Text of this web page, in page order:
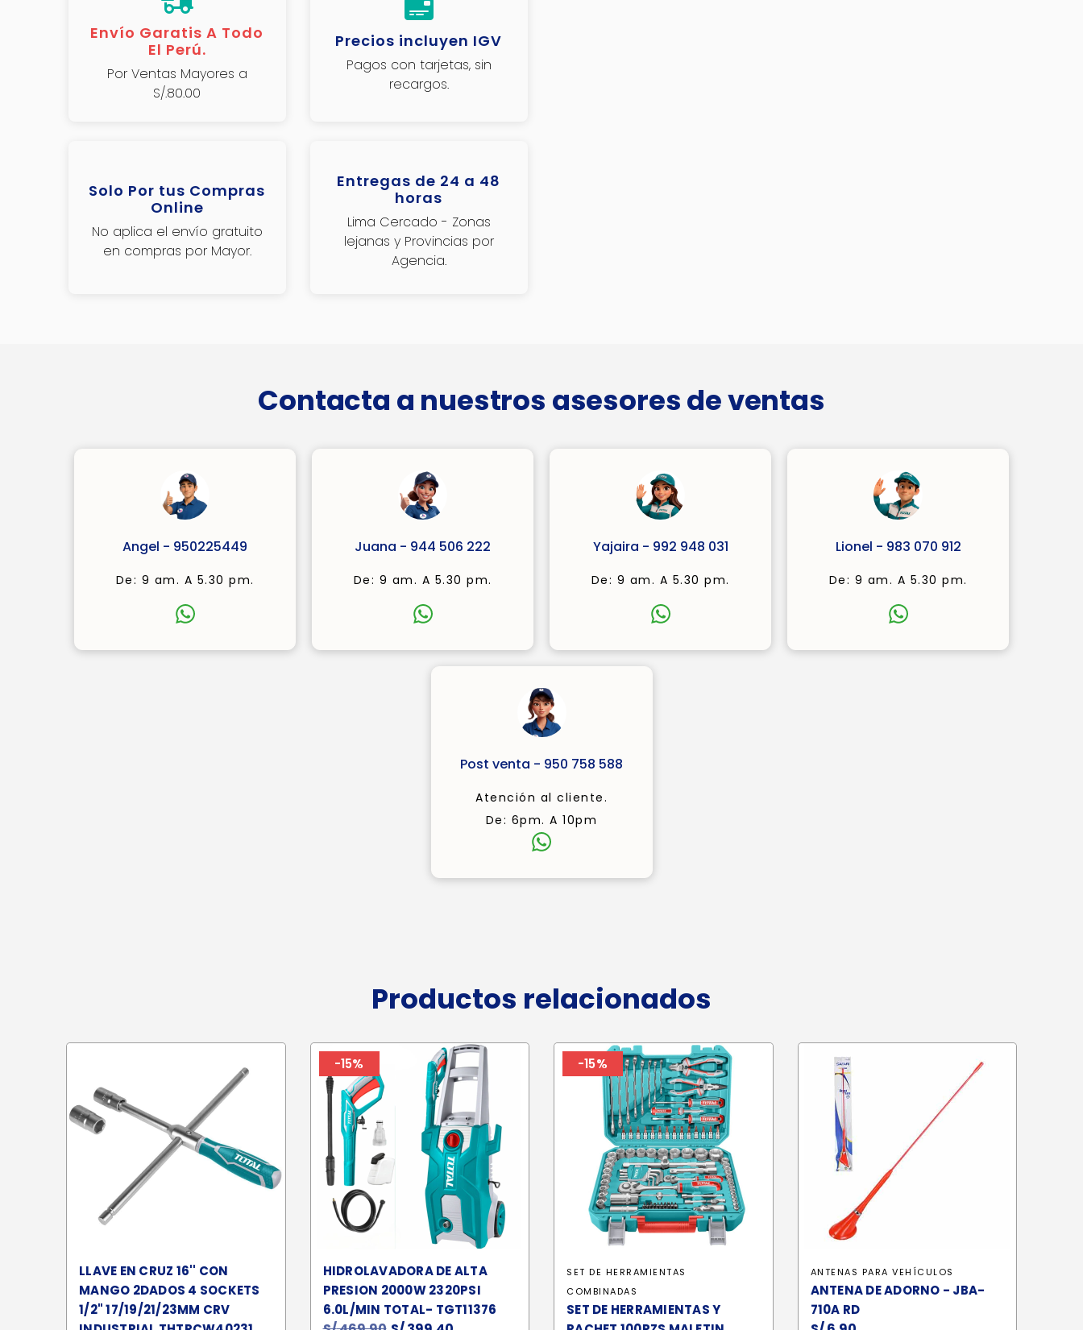
Envío Garatis A Todo
El Perú.
Por Ventas Mayores a
S/.80.00
Precios incluyen IGV
Pagos con tarjetas, sin
recargos.
Solo Por tus Compras
Online
No aplica el envío gratuito
en compras por Mayor.
Entregas de 24 a 48
horas
Lima Cercado - Zonas
lejanas y Provincias por
Agencia.
Contacta a nuestros asesores de ventas
Angel - 950225449
De: 9 am. A 5.30 pm.
Juana - 944 506 222
De: 9 am. A 5.30 pm.
Yajaira - 992 948 031
De: 9 am. A 5.30 pm.
Lionel - 983 070 912
De: 9 am. A 5.30 pm.
Post venta - 950 758 588
Atención al cliente.
De: 6pm. A 10pm
Productos relacionados
LLAVE EN CRUZ 16'' CON
MANGO 2DADOS 4 SOCKETS
1/2" 17/19/21/23MM CRV
-15%
HIDROLAVADORA DE ALTA
PRESION 2000W 2320PSI
6.0L/MIN TOTAL- TGT11376
-15%
SET DE HERRAMIENTAS
COMBINADAS
SET DE HERRAMIENTAS Y
ANTENAS PARA VEHÍCULOS
ANTENA DE ADORNO - JBA-
710A RD